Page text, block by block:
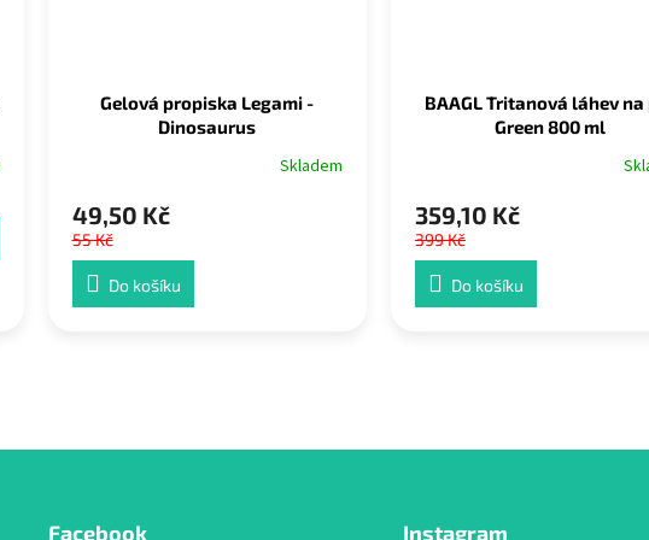
Gelová propiska Legami -
Dinosaurus
Skladem
49,50 Kč
55 Kč
Do košíku
BAAGL Tritanová láhev
Green 800 ml
359,10 Kč
399 Kč
Do košíku
Facebook Instagram